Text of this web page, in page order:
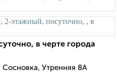
в черте города
Утренняя 8А